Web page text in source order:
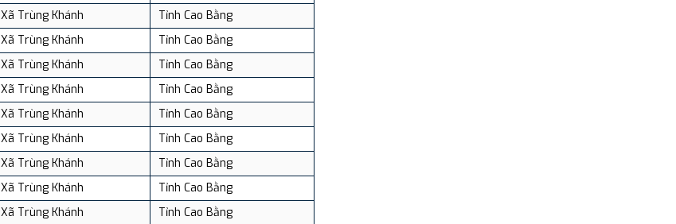
Xã Trùng Khánh
Tỉnh Cao Bằng
Xã Trùng Khánh
Tỉnh Cao Bằng
Xã Trùng Khánh
Tỉnh Cao Bằng
Xã Trùng Khánh
Tỉnh Cao Bằng
Xã Trùng Khánh
Tỉnh Cao Bằng
Xã Trùng Khánh
Tỉnh Cao Bằng
Xã Trùng Khánh
Tỉnh Cao Bằng
Xã Trùng Khánh
Tỉnh Cao Bằng
Xã Trùng Khánh
Tỉnh Cao Bằng